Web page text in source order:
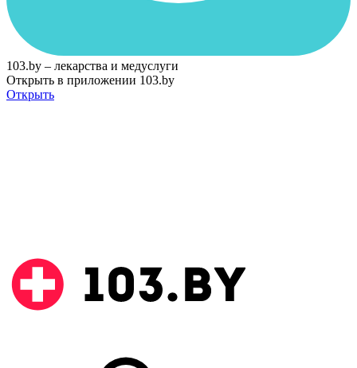
103.by – лекарства и медуслуги
Открыть в приложении 103.by
Открыть